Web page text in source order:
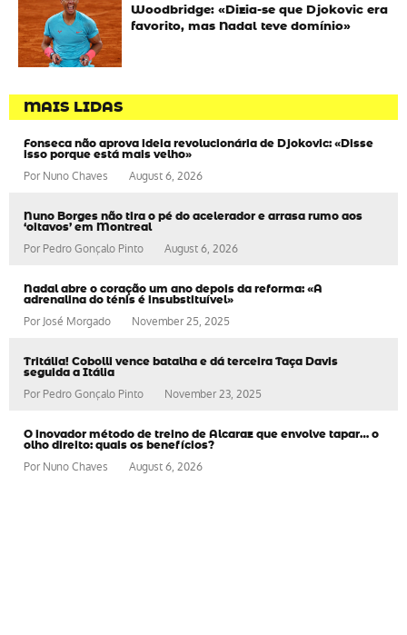
Woodbridge: «Dizia-se que Djokovic era
favorito, mas Nadal teve domínio»
MAIS LIDAS
Fonseca não aprova ideia revolucionária de Djokovic: «Disse
isso porque está mais velho»
PorNuno Chaves August 6, 2026
Nuno Borges não tira o pé do acelerador e arrasa rumo aos
‘oitavos’ em Montreal
Por Pedro Gonçalo Pinto August 6, 2026
Nadal abre o coração um ano depois da reforma: «A
adrenalina do ténis é insubstituível»
PorJosé Morgado November 25, 2025
Tritália! Cobolli vence batalha e dá terceira Taça Davis
seguida a Itália
Por Pedro Gonçalo Pinto November 23, 2025
O inovador método de treino de Alcaraz que envolve tapar… o
olho direito: quais os benefícios?
PorNuno Chaves August 6, 2026